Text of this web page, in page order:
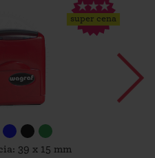
super cena
39 x 15 mm